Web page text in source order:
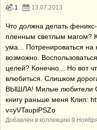
1 13.07.2013
Что должна делать
пленным светлым магом?
ума... Потренироваться
возможно.
целей? Конечно... Но вот
влюбиться. Слишком
ВЫШЛА! Милые любители
книгу раньше меня Клип:
v=yVTaupiPSZo
Добавлен в коллекцию 9